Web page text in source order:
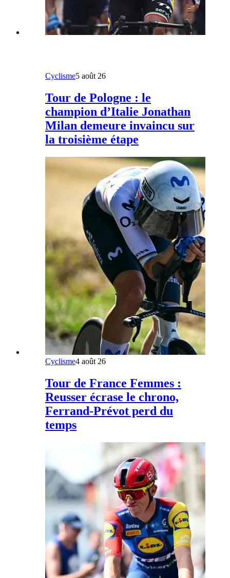
Cyclisme5 août 26
Tour de Pologne : le
champion d’Italie Jonathan
Milan demeure invaincu sur
la troisième étape
Cyclisme4 août 26
Tour de France Femmes :
Reusser écrase le chrono,
Ferrand-Prévot perd du
temps